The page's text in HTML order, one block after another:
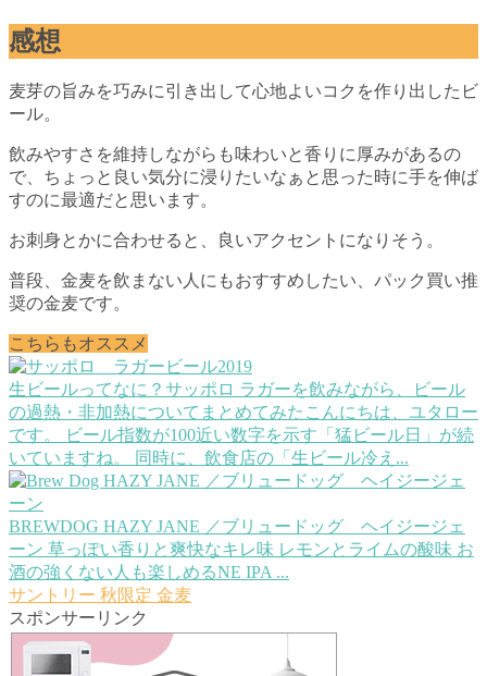
感想
麦芽の旨みを巧みに引き出して心地よいコクを作り出したビ
ール。
飲みやすさを維持しながらも味わいと香りに厚みがあるの
で、ちょっと良い気分に浸りたいなぁと思った時に手を伸ば
すのに最適だと思います。
お刺身とかに合わせると、良いアクセントになりそう。
普段、金麦を飲まない人にもおすすめしたい、パック買い推
奨の金麦です。
こちらもオススメ
生ビールってなに？サッポロ ラガーを飲みながら、ビール
の過熱・非加熱についてまとめてみた こんにちは、ユタロー
です。 ビール指数が100近い数字を示す「猛ビール日」が続
いていますね。 同時に、飲食店の「生ビール冷え...
BREWDOG HAZY JANE ／ブリュードッグ ヘイジージェ
ーン 草っぽい香りと爽快なキレ味 レモンとライムの酸味 お
酒の強くない人も楽しめるNE IPA ...
サントリー 秋限定 金麦
スポンサーリンク